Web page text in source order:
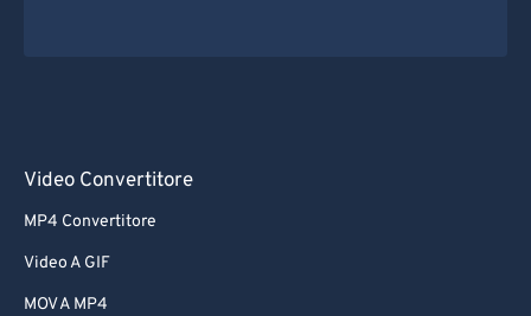
Video Convertitore
MP4 Convertitore
Video A GIF
MOV A MP4